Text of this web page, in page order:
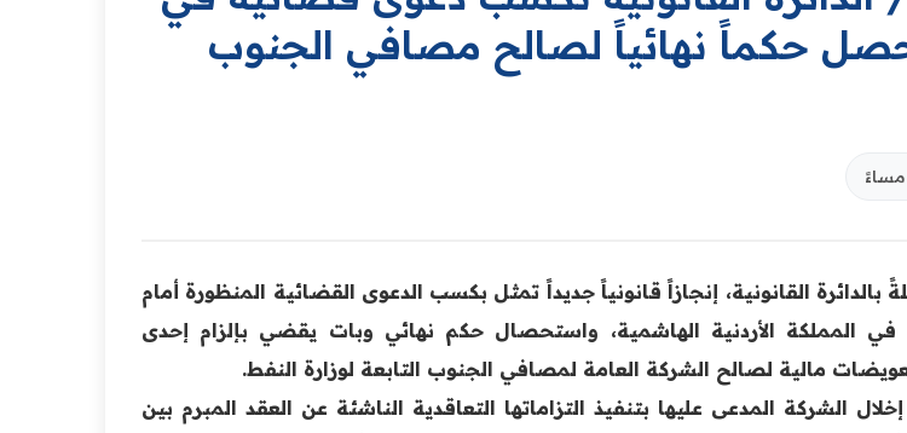
حكماً نهائياً لصالح مصافي الجنوب
القانونية، إنجازاً قانونياً جديداً تمثل بكسب الدعوى القضائية المنظورة أمام
المملكة الأردنية الهاشمية، واستحصال حكم نهائي وبات يقضي بإلزام إحدى
مالية لصالح الشركة العامة لمصافي الجنوب التابعة لوزارة النفط.
الشركة المدعى عليها بتنفيذ التزاماتها التعاقدية الناشئة عن العقد المبرم بين